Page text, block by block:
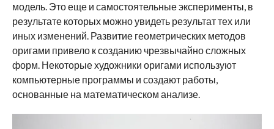
модель. Это еще и самостоятельные эксперименты, в
результате которых можно увидеть результат тех или
иных изменений. Развитие геометрических методов
оригами привело к созданию чрезвычайно сложных
форм. Некоторые художники оригами используют
компьютерные программы и создают работы,
основанные на математическом анализе.